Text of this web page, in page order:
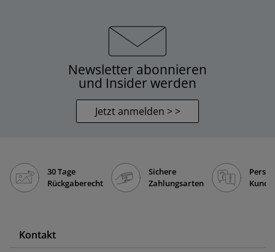
Newsletter abonnieren
und Insider werden
Jetzt anmelden > >
30 Tage
Rückgaberecht
Sichere
Zahlungsarten
Kontakt